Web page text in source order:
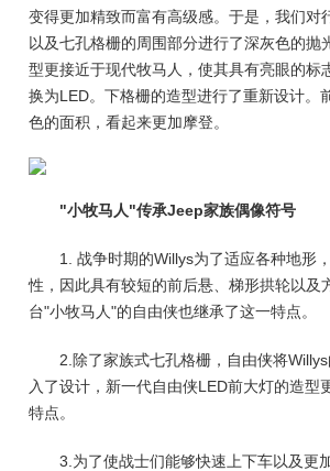
变得更加精致而富有高级感。于是，我们对
以及七孔格栅的周围部分进行了深灰色的抛
型更接近于现代牧马人，使其具有亮眼的标
换为LED。下格栅的造型进行了重新设计。
色的面积，看起来更加摩登。
"小牧马人"传承Jeep家族偶像符号
1. 战争时期的Willys为了适应各种地形
性，因此具有较短的前后悬、梯形拱轮以及
台"小牧马人"的自由侠也继承了这一特点。
2.除了家族式七孔格栅，自由侠将
入了设计，新一代自由侠LED前大灯的造型
特点。
3.为了使战士们能够快速上下车以及更